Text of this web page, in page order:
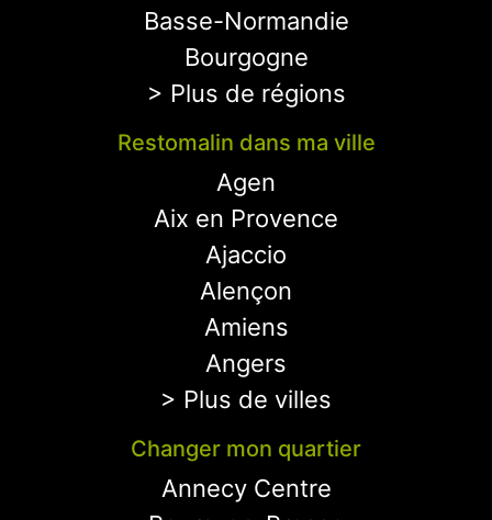
Basse-Normandie
Bourgogne
> Plus de régions
Restomalin dans ma ville
Agen
Aix en Provence
Ajaccio
Alençon
Amiens
Angers
> Plus de villes
Changer mon quartier
Annecy Centre